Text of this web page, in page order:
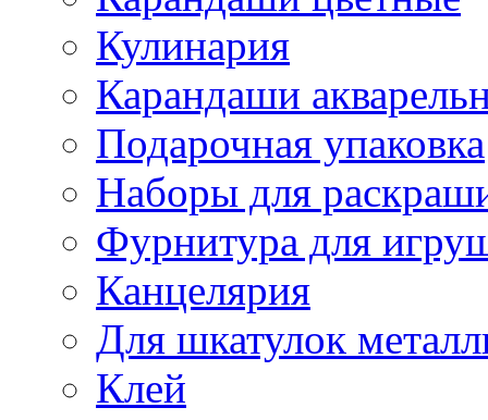
Кулинария
Карандаши
Подарочная упаковка
Наборы для
Фурнитура для
Канцелярия
Для шкатулок
Клей